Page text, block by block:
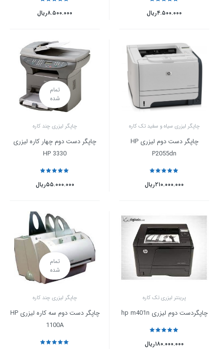
ریال۴.۵۰۰.۰۰۰ ریال۸.۵۰۰.۰۰۰
چاپگر لیزری سیاه و سفید تک کاره
چاپگر دست دوم لیزری HP
P2055dn
ریال۲۱۰.۰۰۰.۰۰۰
تمام
شده
چاپگر لیزری چند کاره
چاپگر دست دوم چهار کاره لیزری
HP 3330
ریال۵۵.۰۰۰.۰۰۰
پرینتر لیزری تک کاره
چاپگردست دوم لیزری hp m401n
ریال۱۸۰.۰۰۰.۰۰۰
تمام
شده
چاپگر لیزری چند کاره
چاپگر دست دوم سه کاره لیزری HP
1100A